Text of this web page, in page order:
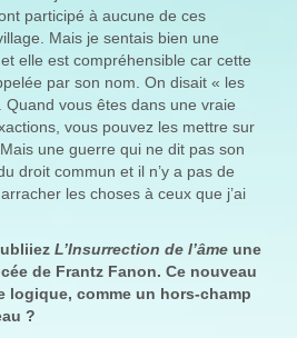
participé à aucune de ces
Mais je sentais bien une
elle est compréhensible car cette
par son nom. On disait « les
Quand vous êtes dans une vraie
vous pouvez les mettre sur
une guerre qui ne dit pas son
droit commun et il n’y a pas de
les choses à ceux que j’ai
L’Insurrection de l’âme une
de Frantz Fanon. Ce nouveau
logique, comme un hors-champ
?